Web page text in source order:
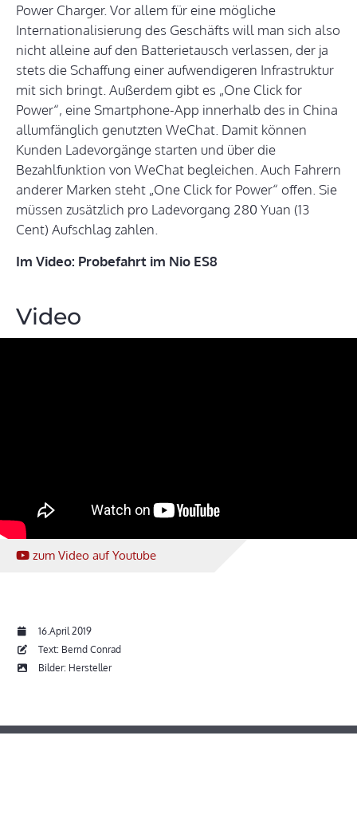
Power Charger. Vor allem für eine mögliche
Internationalisierung des Geschäfts will man sich also
nicht alleine auf den Batterietausch verlassen, der ja
stets die Schaffung einer aufwendigeren Infrastruktur
mit sich bringt. Außerdem gibt es „One Click for
Power“, eine Smartphone-App innerhalb des in China
allumfänglich genutzten WeChat. Damit können
Kunden Ladevorgänge starten und über die
Bezahlfunktion von WeChat begleichen. Auch Fahrern
anderer Marken steht „One Click for Power“ offen. Sie
müssen zusätzlich pro Ladevorgang 280 Yuan (13
Cent) Aufschlag zahlen.
Im Video: Probefahrt im Nio ES8
Video
zum Video auf Youtube
16.April 2019
Text: Bernd Conrad
Bilder: Hersteller